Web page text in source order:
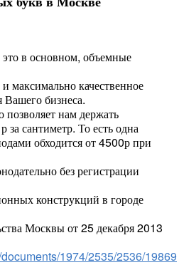
в основном, объемные
максимально качественное
Вашего бизнеса.
позволяет нам держать
сантиметр. То есть одна
обходится от 4500р при
без регистрации
конструкций в городе
Москвы от 25 декабря 2013
1974/2535/2536/19869